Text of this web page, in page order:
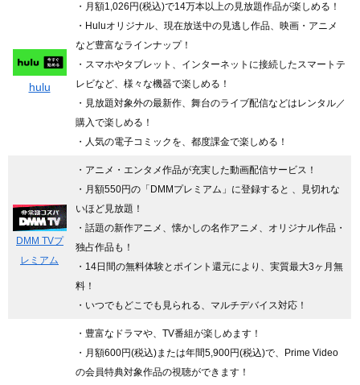
hulu
・月額1,026円(税込)で14万本以上の見放題作品が楽しめる！
・Huluオリジナル、現在放送中の見逃し作品、映画・アニメ
など豊富なラインナップ！
・スマホやタブレット、インターネットに接続したスマートテ
レビなど、様々な機器で楽しめる！
・見放題対象外の最新作、舞台のライブ配信などはレンタル／
購入で楽しめる！
・人気の電子コミックを、都度課金で楽しめる！
DMM TVプ
レミアム
・アニメ・エンタメ作品が充実した動画配信サービス！
・月額550円の「DMMプレミアム」に登録すると 、見切れな
いほど見放題！
・話題の新作アニメ、懐かしの名作アニメ、オリジナル作品・
独占作品も！
・14日間の無料体験とポイント還元により、実質最大3ヶ月無
料！
・いつでもどこでも見られる、マルチデバイス対応！
・豊富なドラマや、TV番組が楽しめます！
・月額600円(税込)または年間5,900円(税込)で、Prime Video
の会員特典対象作品の視聴ができます！